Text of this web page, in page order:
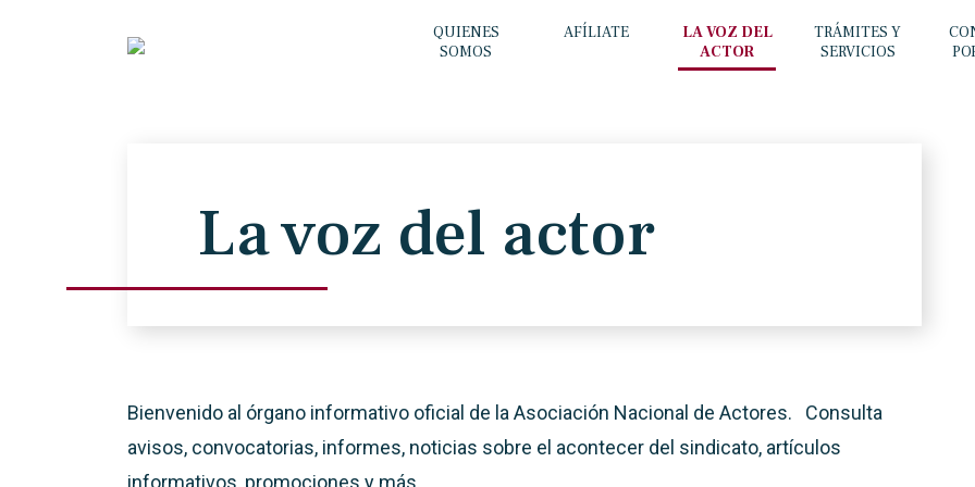
QUIENES
SOMOS
AFÍLIATE
LA VOZ DEL
ACTOR
TRÁMITES Y
SERVICIOS
La voz del actor
Bienvenido al órgano informativo oficial de la Asociación Nacional de Actores. Consulta
avisos, convocatorias, informes, noticias sobre el acontecer del sindicato, artículos
informativos, promociones y más.